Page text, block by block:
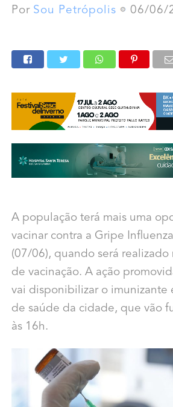
Por Sou Petrópolis 06/06/
A população terá mais uma
vacinar contra a Gripe
(07/06), quando será realizado
de vacinação. A ação
vai disponibilizar o imunizante
de saúde da cidade, que vão
às 16h.